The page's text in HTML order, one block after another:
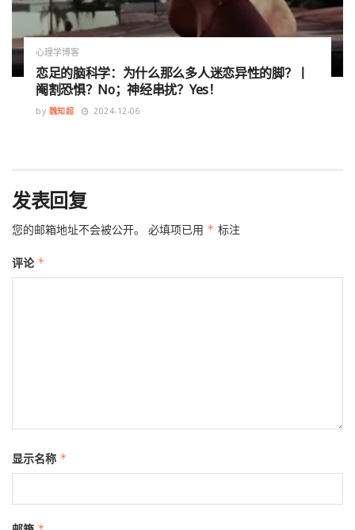
心理学博客
恋足的脑科学：为什么那么多人迷恋异性的脚？丨
阉割恐惧？No；神经串扰？Yes！
by 魏知超 2024-12-06
发表回复
您的邮箱地址不会被公开。 必填项已用 * 标注
评论 *
显示名称 *